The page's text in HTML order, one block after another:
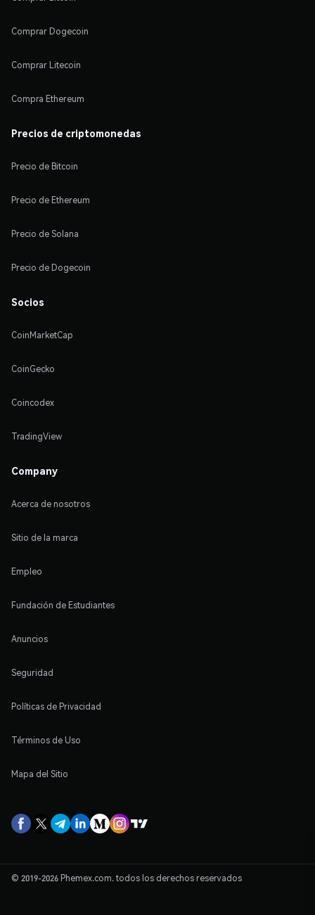
Comprar Dogecoin
Comprar Litecoin
Compra Ethereum
Precios de criptomonedas
Precio de Bitcoin
Precio de Ethereum
Precio de Solana
Precio de Dogecoin
Socios
CoinMarketCap
CoinGecko
Coincodex
TradingView
Company
Acerca de nosotros
Sitio de la marca
Empleo
Fundación de Estudiantes
Anuncios
Seguridad
Políticas de Privacidad
Términos de Uso
Mapa del Sitio
© 2019-2026 Phemex.com. todos los derechos reservados